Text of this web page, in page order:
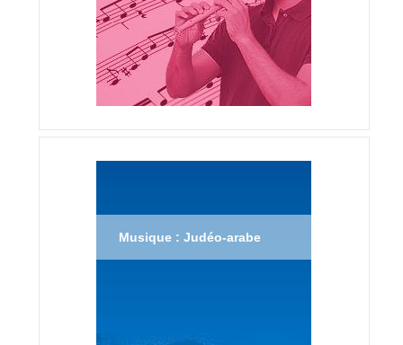
Musique : Judéo-arabe